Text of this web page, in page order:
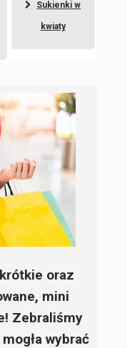
Sukienki w
kwiaty
oraz
mini
Zebraliśmy
wybrać